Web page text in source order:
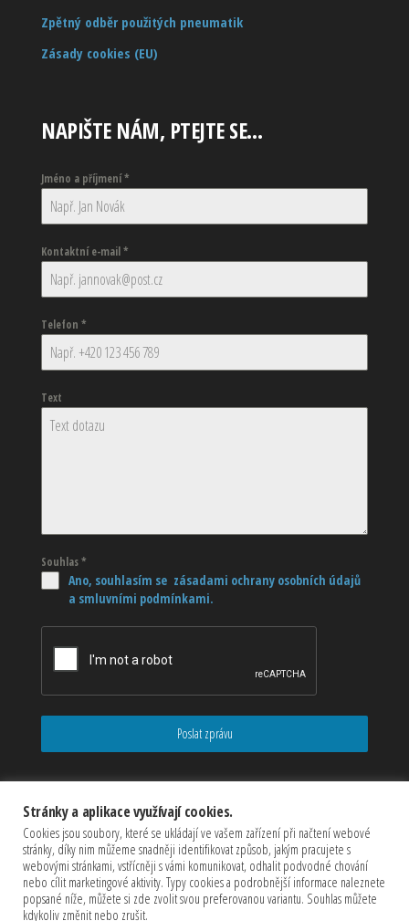
Zpětný odběr použitých pneumatik
Zásady cookies (EU)
NAPIŠTE NÁM, PTEJTE SE…
Jméno a příjmení*
Kontaktní e-mail*
Telefon *
Text
Souhlas*
Ano, souhlasím se zásadami ochrany osobních údajů
a smluvními podmínkami.
Poslat zprávu
Stránky a aplikace využívají cookies.
Cookies jsou soubory, které se ukládají ve vašem zařízení při načtení webové
stránky, díky nim můžeme snadněji identifikovat způsob, jakým pracujete s
webovými stránkami, vstřícněji s vámi komunikovat, odhalit podvodné chování
nebo cílit marketingové aktivity. Typy cookies a podrobnější informace naleznete
popsané níže, můžete si zde zvolit svou preferovanou variantu. Souhlas můžete
kdykoliv změnit nebo zrušit.